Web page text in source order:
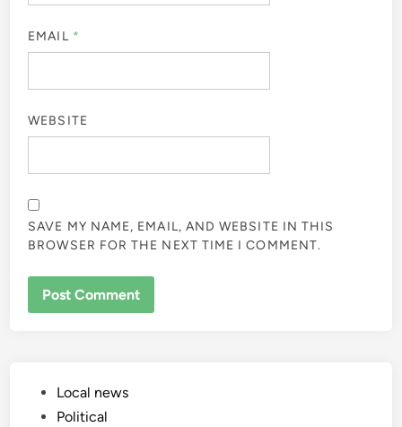
EMAIL *
WEBSITE
SAVE MY NAME, EMAIL, AND WEBSITE IN THIS
BROWSER FOR THE NEXT TIME I COMMENT.
PostedLocal news
Political